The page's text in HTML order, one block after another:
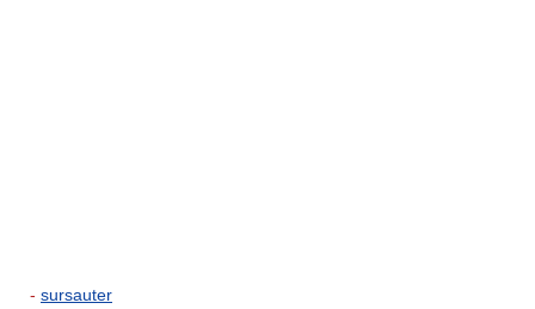
- sursauter